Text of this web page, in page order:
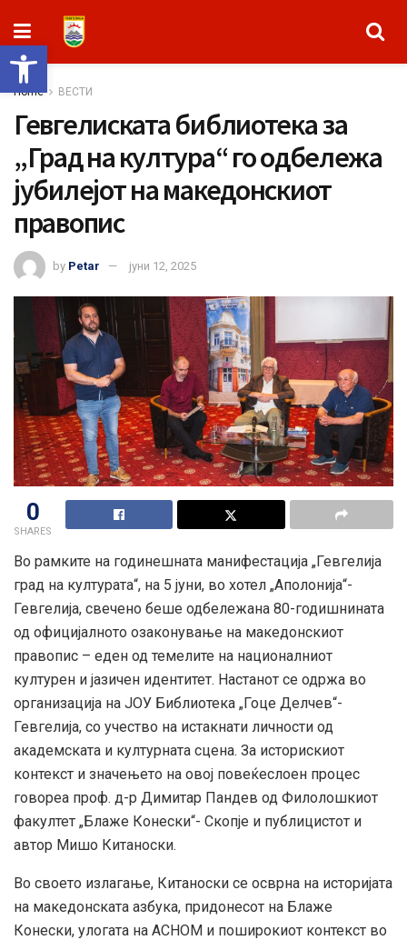
Open toolbar
Home ВЕСТИ
Гевгелиската библиотека за
„Град на култура“ го одбележа
јубилејот на македонскиот
правопис
by Petar јуни 12, 2025
0
SHARES
Во рамките на годинешната манифестација „Гевгелија
град на културата“, на 5 јуни, во хотел „Аполонија“-
Гевгелија, свечено беше одбележана 80-годишнината
од официјалното озаконување на македонскиот
правопис – еден од темелите на националниот
културен и јазичен идентитет. Настанот се одржа во
организација на ЈОУ Библиотека „Гоце Делчев“-
Гевгелија, со учество на истакнати личности од
академската и културната сцена. За историскиот
контекст и значењето на овој повеќеслоен процес
говореа проф. д-р Димитар Пандев од Филолошкиот
факултет „Блаже Конески“- Скопје и публицистот и
автор Мишо Китаноски.
Во своето излагање, Китаноски се осврна на историјата
на македонската азбука, придонесот на Блаже
Конески, улогата на АСНОМ и поширокиот контекст во